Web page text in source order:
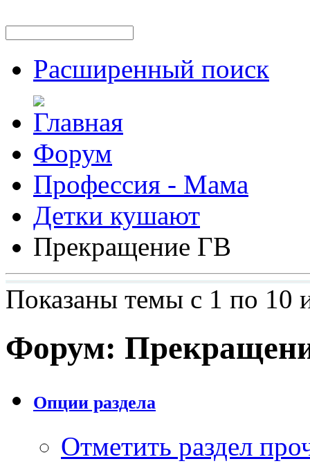
Расширенный поиск
Форум
Профессия - Мама
Детки кушают
Прекращение ГВ
Показаны темы с 1 по 10
Форум:
Опции раздела
Отметить раздел